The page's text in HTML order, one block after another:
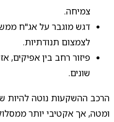
צמיחה.
דגש מוגבר על אג"ח
לצמצום תנודתיות.
פיזור רחב בין אפיקים,
שונים.